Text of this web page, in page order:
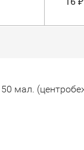
₽
мал.